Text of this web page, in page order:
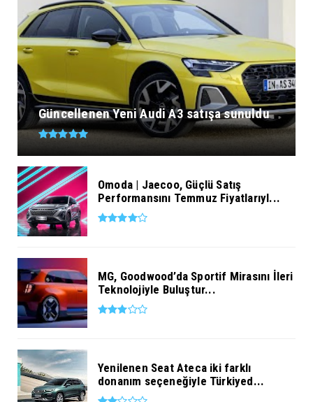
Güncellenen Yeni Audi A3 satışa sunuldu
Omoda | Jaecoo, Güçlü Satış
Performansını Temmuz Fiyatlarıyl...
MG, Goodwood’da Sportif Mirasını İleri
Teknolojiyle Buluştur...
Yenilenen Seat Ateca iki farklı
donanım seçeneğiyle Türkiyed...